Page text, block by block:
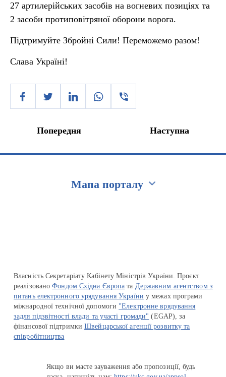
27 артилерійських засобів на вогневих позиціях та
2 засоби протиповітряної оборони ворога.
Підтримуйте Збройні Сили! Переможемо разом!
Слава Україні!
Попередня Наступна
Мапа порталу
Власність Секретаріату Кабінету Міністрів України. Проєкт
реалізованоФондом Східна Європа та Державним агентством з
питань електронного урядування України у межах програми
міжнародної технічної допомоги "Електронне врядування
задля підзвітності влади та участі громади" (EGAP), за
фінансової підтримкиШвейцарської агенції розвитку та
співробітництва
Якщо ви маєте зауваження або пропозиції, будь